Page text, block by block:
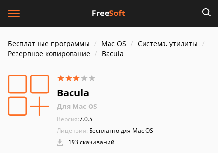
Бесплатные программы Mac OS
Система, утилиты
Резервное копирование
Bacula
Bacula
Для Mac OS
Версия:7.0.5
Лицензия: Бесплатно для Mac OS
193 скачиваний